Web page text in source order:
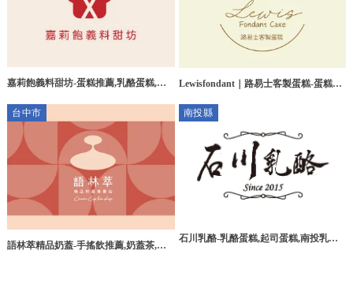
嘉莉飽義料甜坊-蛋糕推薦,乳酪蛋糕,巴
薦,
Lewisfondant｜路易士客製蛋糕-蛋糕推
蛋糕
台中市
語林萃精品奶蓋-手搖飲推薦,奶蓋茶,台
南投縣
石川乳酪-乳酪蛋糕,起司蛋糕,南投乳酪